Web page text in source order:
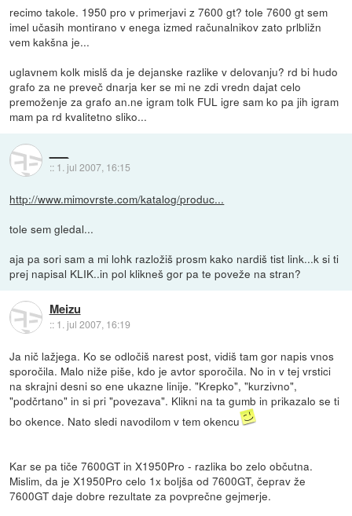
recimo takole. 1950 pro v primerjavi z 7600 gt? tole 7600 gt sem
imel učasih montirano v enega izmed računalnikov zato prlbližn
vem kakšna je...
uglavnem kolk mislš da je dejanske razlike v delovanju? rd bi hudo
grafo za ne preveč dnarja ker se mi ne zdi vredn dajat celo
premoženje za grafo an.ne igram tolk FUL igre sam ko pa jih igram
mam pa rd kvalitetno sliko...
:: 1. jul 2007, 16:15
http://www.mimovrste.com/katalog/produc...
tole sem gledal...
aja pa sori sam a mi lohk razložiš prosm kako nardiš tist link...k si ti
prej napisal KLIK..in pol klikneš gor pa te poveže na stran?
Meizu
:: 1. jul 2007, 16:19
Ja nič lažjega. Ko se odločiš narest post, vidiš tam gor napis vnos
sporočila. Malo niže piše, kdo je avtor sporočila. No in v tej vrstici
na skrajni desni so ene ukazne linije. "Krepko", "kurzivno",
"podčrtano" in si pri "povezava". Klikni na ta gumb in prikazalo se ti
bo okence. Nato sledi navodilom v tem okencu
Kar se pa tiče 7600GT in X1950Pro - razlika bo zelo občutna.
Mislim, da je X1950Pro celo 1x boljša od 7600GT, čeprav že
7600GT daje dobre rezultate za povprečne gejmerje.